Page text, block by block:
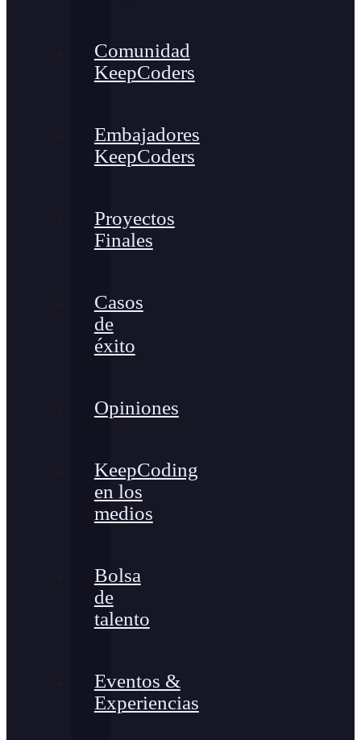
Comunidad
KeepCoders
Embajadores
KeepCoders
Proyectos
Finales
Casos
de
éxito
Opiniones
KeepCoding
en los
medios
Bolsa
de
talento
Eventos &
Experiencias